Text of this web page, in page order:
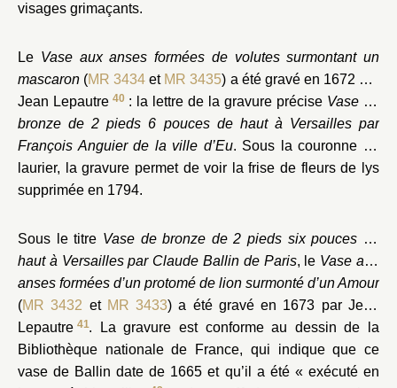
visages grimaçants.
Le Vase aux anses formées de volutes surmontant un
mascaron (MR 3434 et MR 3435) a été gravé en 1672 par
Jean Lepautre 40: la lettre de la gravure précise Vase de
bronze de 2 pieds 6 pouces de haut à Versailles par
François Anguier de la ville d’Eu. Sous la couronne de
laurier, la gravure permet de voir la frise de fleurs de lys
supprimée en 1794.
Sous le titre Vase de bronze de 2 pieds six pouces de
haut à Versailles par Claude Ballin de Paris, le Vase aux
anses formées d’un protomé de lion surmonté d’un Amour
(MR 3432 et MR 3433) a été gravé en 1673 par Jean
Lepautre 41. La gravure est conforme au dessin de la
Bibliothèque nationale de France, qui indique que ce
vase de Ballin date de 1665 et qu’il a été « exécuté en